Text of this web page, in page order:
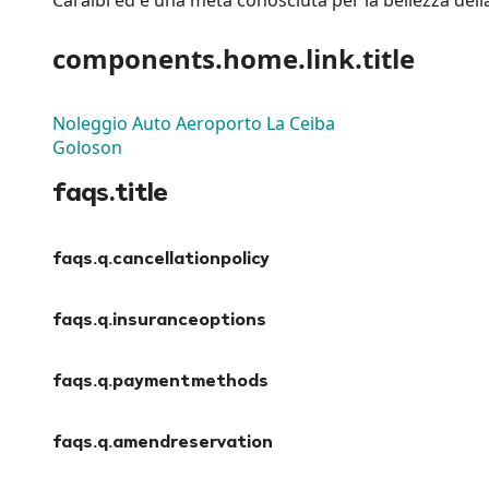
components.home.link.title
Noleggio Auto Aeroporto La Ceiba
Goloson
faqs.title
faqs.q.cancellationpolicy
faqs.q.insuranceoptions
faqs.q.paymentmethods
faqs.q.amendreservation